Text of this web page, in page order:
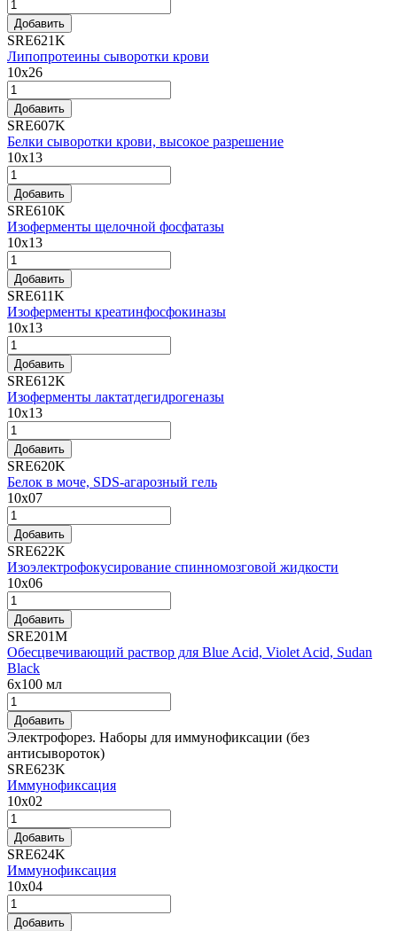
Добавить
SRE621K
Липопротеины сыворотки крови
10x26
Добавить
SRE607K
Белки сыворотки крови, высокое разрешение
10x13
Добавить
SRE610K
Изоферменты щелочной фосфатазы
10x13
Добавить
SRE611K
Изоферменты креатинфосфокиназы
10x13
Добавить
SRE612K
Изоферменты лактатдегидрогеназы
10x13
Добавить
SRE620K
Белок в моче, SDS-агарозный гель
10x07
Добавить
SRE622K
Изоэлектрофокусирование спинномозговой жидкости
10x06
Добавить
SRE201M
Обесцвечивающий раствор для Blue Acid, Violet Acid, Sudan
Black
6x100 мл
Добавить
Электрофорез. Наборы для иммунофиксации (без
антисывороток)
SRE623K
Иммунофиксация
10x02
Добавить
SRE624K
Иммунофиксация
10x04
Добавить